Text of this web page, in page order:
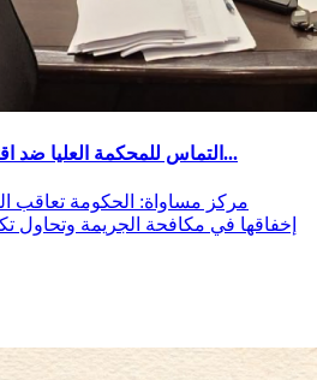
التماس للمحكمة العليا ضد اقتطاع نصف مليار شيكل من...
إخفاقها في مكافحة الجريمة وتحاول